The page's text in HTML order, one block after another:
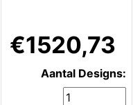
€1520,73
Aantal Designs: